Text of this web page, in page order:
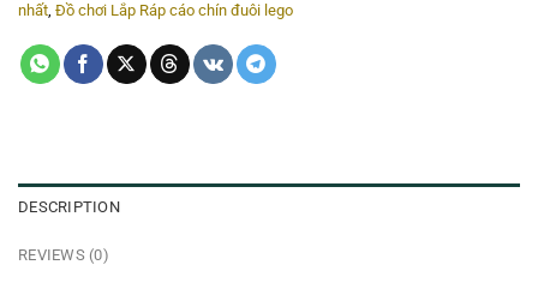
nhất, Đồ chơi Lắp Ráp cáo chín đuôi lego
DESCRIPTION
REVIEWS (0)